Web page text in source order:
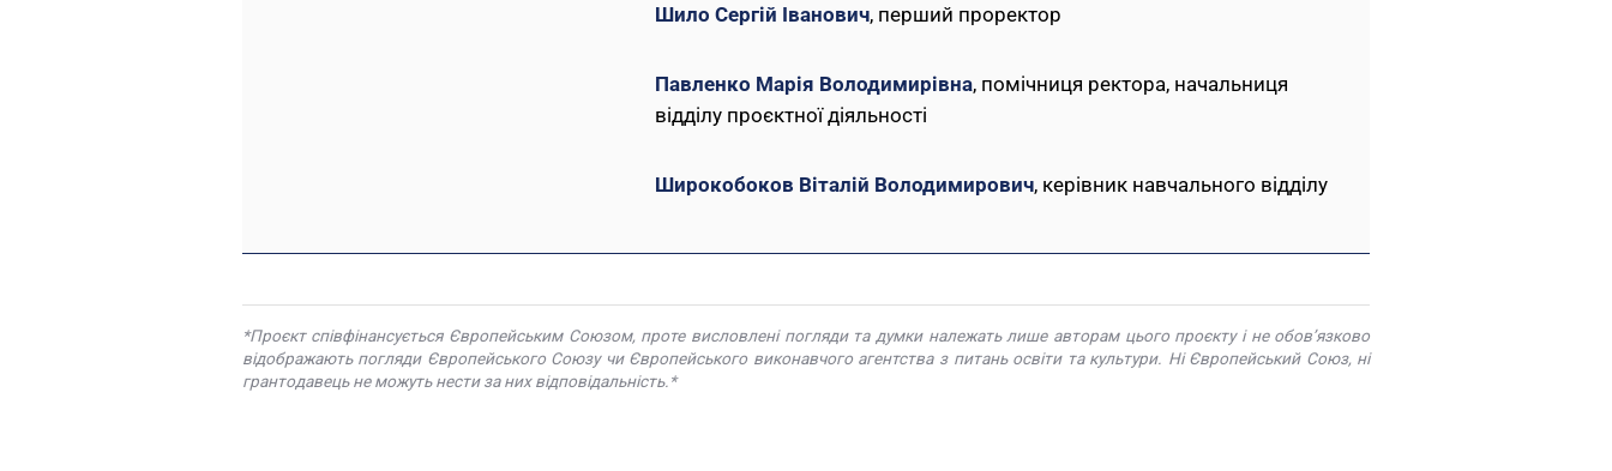
Шило Сергій Іванович, перший проректор
Павленко Марія Володимирівна, помічниця ректора, начальниця
відділу проєктної діяльності
Широкобоков Віталій Володимирович, керівник навчального відділу
*Проєкт співфінансується Європейським Союзом, проте висловлені погляди та думки належать лише авторам цього проєкту і не обов’язково
відображають погляди Європейського Союзу чи Європейського виконавчого агентства з питань освіти та культури. Ні Європейський Союз, ні
грантодавець не можуть нести за них відповідальність.*